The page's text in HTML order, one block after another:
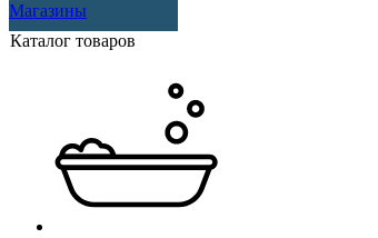
Магазины
Каталог товаров